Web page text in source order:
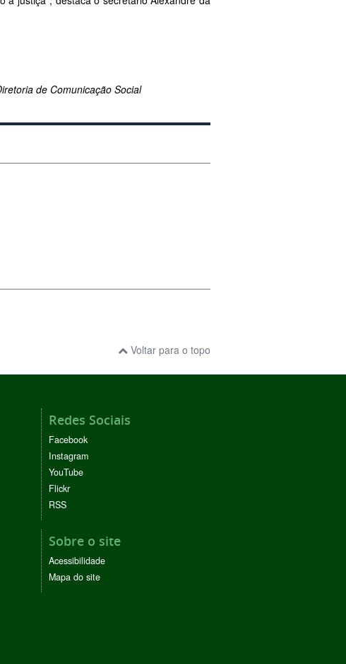
de Comunicação Social
Voltar para o topo
Redes Sociais
Facebook
Instagram
YouTube
Flickr
RSS
Sobre o site
Acessibilidade
Mapa do site